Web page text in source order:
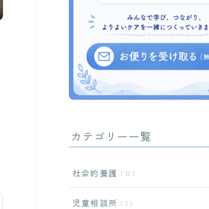
カテゴリー一覧
社会的養護 12
児童相談所 2